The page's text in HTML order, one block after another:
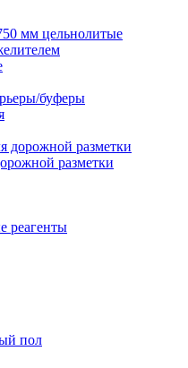
мм цельнолитые
буферы
дорожной разметки
разметки
реагенты
пол